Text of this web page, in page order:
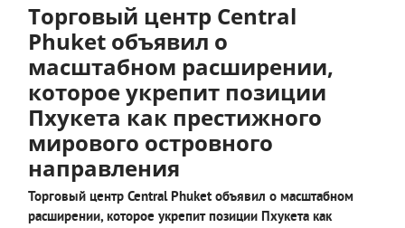
Торговый центр Central
Phuket объявил о
масштабном расширении,
которое укрепит позиции
Пхукета как престижного
мирового островного
направления
Торговый центр Central Phuket объявил о масштабном
расширении, которое укрепит позиции Пхукета как